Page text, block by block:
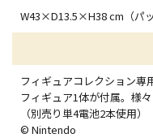
W43×D13.5×H38 cm（パッ
フィギュアコレクション専
フィギュア1体が付属。様
（別売り単4電池2本使用）
© Nintendo